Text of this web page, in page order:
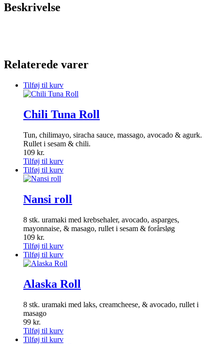
Beskrivelse
Relaterede varer
Tilføj til kurv
Chili Tuna Roll
Tun, chilimayo, siracha sauce, massago, avocado & agurk.
Rullet i sesam & chili.
109 kr.
Tilføj til kurv
Tilføj til kurv
Nansi roll
8 stk. uramaki med krebsehaler, avocado, asparges,
mayonnaise, & masago, rullet i sesam & forårsløg
109 kr.
Tilføj til kurv
Tilføj til kurv
Alaska Roll
8 stk. uramaki med laks, creamcheese, & avocado, rullet i
masago
99 kr.
Tilføj til kurv
Tilføj til kurv